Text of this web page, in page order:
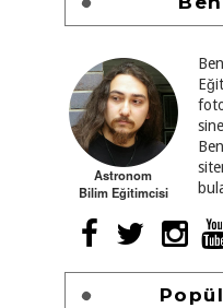
Astronom
Bilim Eğitimcisi